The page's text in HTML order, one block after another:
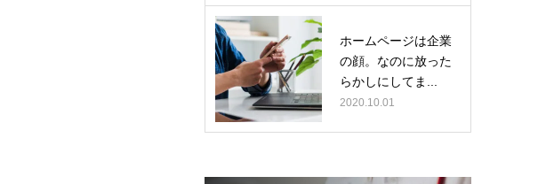
ホームページは企業
の顔。なのに放った
らかしにしてま...
2020.10.01